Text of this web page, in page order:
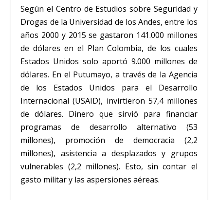
Según el Centro de Estudios sobre Seguridad y
Drogas de la Universidad de los Andes, entre los
años 2000 y 2015 se gastaron 141.000 millones
de dólares en el Plan Colombia, de los cuales
Estados Unidos solo aportó 9.000 millones de
dólares. En el Putumayo, a través de la Agencia
de los Estados Unidos para el Desarrollo
Internacional (USAID), invirtieron 57,4 millones
de dólares. Dinero que sirvió para financiar
programas de desarrollo alternativo (53
millones), promoción de democracia (2,2
millones), asistencia a desplazados y grupos
vulnerables (2,2 millones). Esto, sin contar el
gasto militar y las aspersiones aéreas.